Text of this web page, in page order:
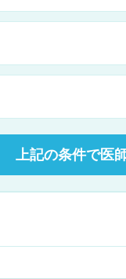
上記の条件で医